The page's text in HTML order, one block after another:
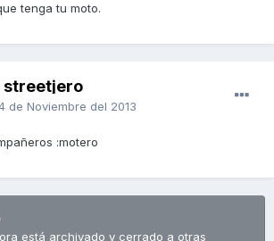
tenga tu moto.
streetjero
de Noviembre del 2013
:motero
está archivado y cerrado a otras